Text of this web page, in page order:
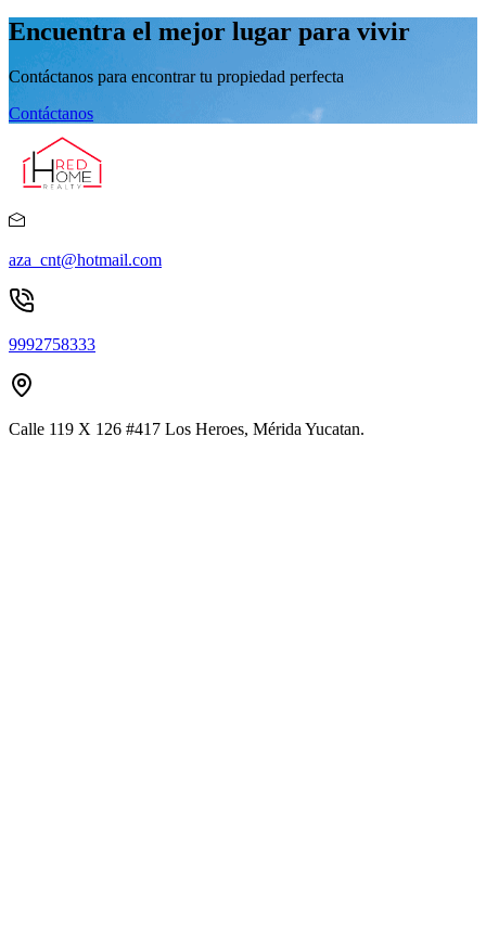
Encuentra el mejor lugar para vivir
Contáctanos para encontrar tu propiedad perfecta
Contáctanos
aza_cnt@hotmail.com
9992758333
Calle 119 X 126 #417 Los Heroes, Mérida Yucatan.